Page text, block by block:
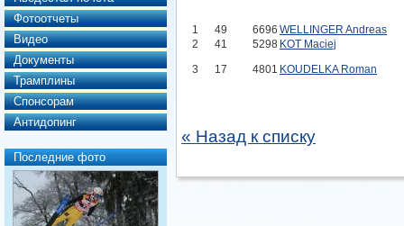
Фотоотчеты
Видео
Документы
Трамплины
Спонсорам
Антидопинг
Последние фото
1 49 6696 WELLINGER Andreas
2
41 5298 KOT Maciej
3
17 4801 KOUDELKA Roman
« Назад к списку